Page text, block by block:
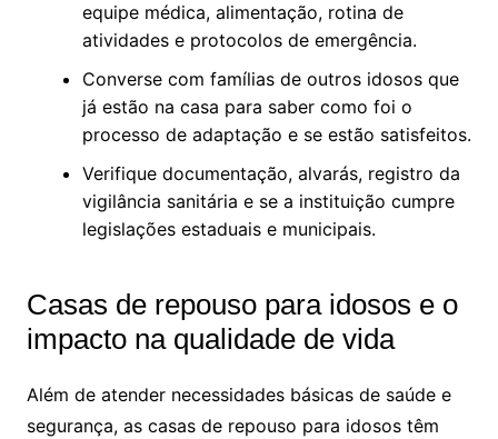
equipe médica, alimentação, rotina de
atividades e protocolos de emergência.
Converse com famílias de outros idosos que
já estão na casa para saber como foi o
processo de adaptação e se estão satisfeitos.
Verifique documentação, alvarás, registro da
vigilância sanitária e se a instituição cumpre
legislações estaduais e municipais.
Casas de repouso para idosos e o
impacto na qualidade de vida
Além de atender necessidades básicas de saúde e
segurança, as casas de repouso para idosos têm